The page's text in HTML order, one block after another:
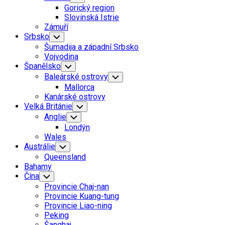
Child
Menu
Gorický region
Slovinská Istrie
Zámuří
Srbsko Toggle
Child
Menu
Šumadija a západní Srbsko
Vojvodina
Španělsko Toggle
Child
Menu
Baleárské ostrovy Toggle
Child
Mallorca
Kanárské ostrovy
Velká Británie Toggle
Child
Menu
Anglie Toggle
Child
Menu
Londýn
Wales
Austrálie Toggle
Child
Menu
Queensland
Bahamy
Čína Toggle
Child
Menu
Provincie Chaj-nan
Provincie Kuang-tung
Provincie Liao-ning
Peking